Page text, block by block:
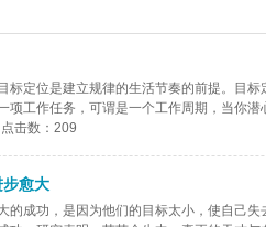
标定位是建立规律的生活节奏的前提。目
项工作任务，可谓是一个工作周期，当你
击数：209
步愈大
的成功，是因为他们的目标太小，使自己